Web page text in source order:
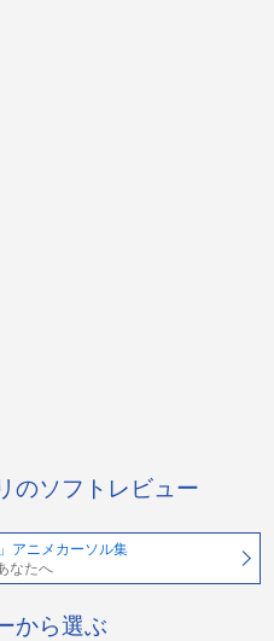
のソフトレビュー
アニメカーソル集
なたへ
から選ぶ